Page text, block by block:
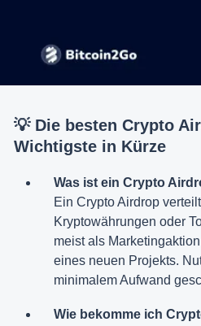
💡 Die besten Crypto
Wichtigste in Kürze
Was ist ein Crypto
Ein Crypto Airdrop
Kryptowährungen oder
meist als
eines neuen Projekts.
minimalem Aufwand
Wie bekomme ich